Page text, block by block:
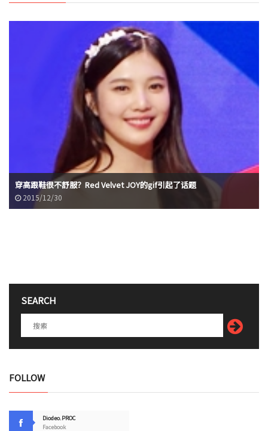
穿高跟鞋很不舒服？Red Velvet JOY的gif引起了话题
2015/12/30
SEARCH
FOLLOW
Diodeo.PROC
Facebook